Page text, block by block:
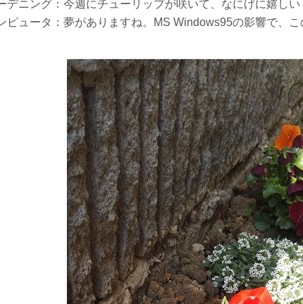
デニング：今週にチューリップが咲いて、なにげに嬉しい
ピュータ：夢がありますね。MS Windows95の影響で、